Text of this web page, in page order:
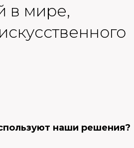
в мире,
наши решения?